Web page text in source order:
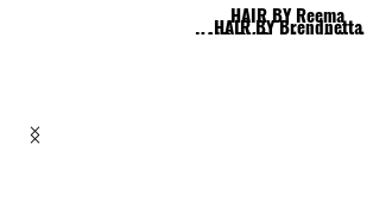
HAIR BY Reema
HAIR BY Brendnetta
HAIR BY Patricia & Javier